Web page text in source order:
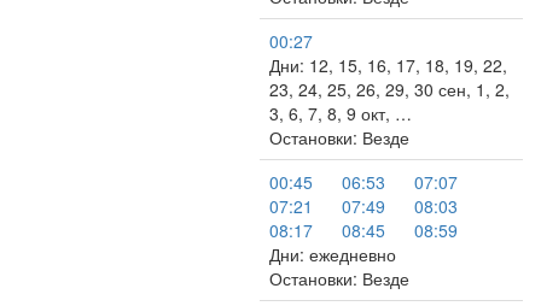
00:27
Дни: 12, 15, 16, 17, 18, 19, 22,
23, 24, 25, 26, 29, 30 сен, 1, 2,
3, 6, 7, 8, 9 окт, …
Остановки: Везде
00:45
06:53
07:07
07:21
07:49
08:03
08:17
08:45
08:59
Дни: ежедневно
Остановки: Везде